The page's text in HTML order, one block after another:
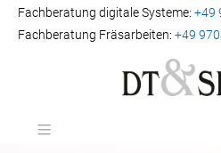
Fachberatung digitale Systeme: +49
Fachberatung Fräsarbeiten: +49